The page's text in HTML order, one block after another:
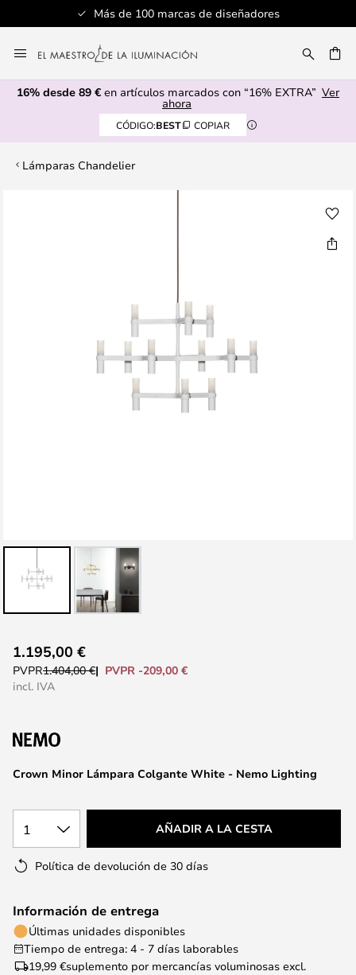
Más de 100 marcas de diseñadores
al
contenido
16% desde 89 € en artículos marcados con “16% EXTRA” Ver
ahora
CÓDIGO:BEST COPIAR
Lámparas Chandelier
comienzo
galería
imágenes
Crown Minor Lámpara Colgante White - Nemo Lighting
1.195,00 €
PVPR1.404,00 €
PVPR -209,00 €
incl. IVA
1 AÑADIR A LA CESTA
Política de devolución de 30 días
Información de entrega
Últimas unidades disponibles
Tiempo de entrega: 4 - 7 días laborables
19,99 €suplemento por mercancías voluminosas excl.